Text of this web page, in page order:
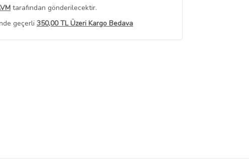
tarafından gönderilecektir.
geçerli 350,00 TL Üzeri Kargo Bedava
Görüntüle